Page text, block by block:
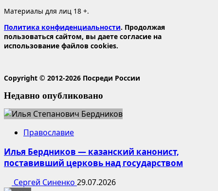
Материалы для лиц 18 +.
Политика конфиденциальности. Продолжая
пользоваться сайтом, вы даете согласие на
использование файлов cookies.
Copyright © 2012-2026 Посреди России
Недавно опубликовано
Православие
Илья Бердников — казанский канонист,
поставивший церковь над государством
Сергей Синенко 29.07.2026